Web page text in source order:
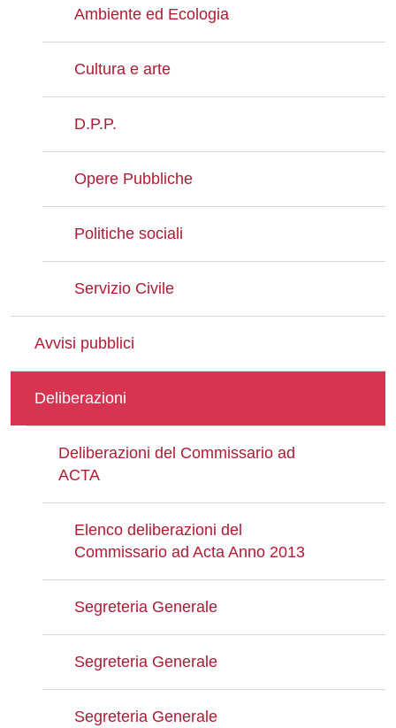
Ambiente ed Ecologia
Cultura e arte
D.P.P.
Opere Pubbliche
Politiche sociali
Servizio Civile
Avvisi pubblici
Deliberazioni
Deliberazioni del Commissario ad
ACTA
Elenco deliberazioni del
Commissario ad Acta Anno 2013
Segreteria Generale
Segreteria Generale
Segreteria Generale